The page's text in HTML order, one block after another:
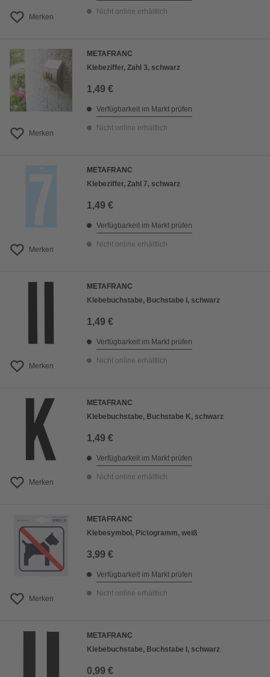
Merken
Nicht online erhältlich
Merken
METAFRANC
Klebeziffer, Zahl 3, schwarz
1,49 €
Verfügbarkeit im Markt prüfen
Nicht online erhältlich
Merken
METAFRANC
Klebeziffer, Zahl 7, schwarz
1,49 €
Verfügbarkeit im Markt prüfen
Nicht online erhältlich
Merken
METAFRANC
Klebebuchstabe, Buchstabe I, schwarz
1,49 €
Verfügbarkeit im Markt prüfen
Nicht online erhältlich
Merken
METAFRANC
Klebebuchstabe, Buchstabe K, schwarz
1,49 €
Verfügbarkeit im Markt prüfen
Nicht online erhältlich
Merken
METAFRANC
Klebesymbol, Pictogramm, weiß
3,99 €
Verfügbarkeit im Markt prüfen
Nicht online erhältlich
METAFRANC
Klebebuchstabe, Buchstabe I, schwarz
0,99 €